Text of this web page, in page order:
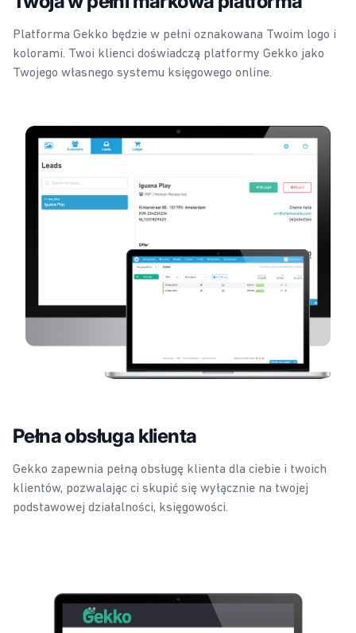
Platforma Gekko będzie w pełni oznakowana Twoim logo i
kolorami. Twoi klienci doświadczą platformy Gekko jako
Twojego własnego systemu księgowego online.
Pełna obsługa klienta
Gekko zapewnia pełną obsługę klienta dla ciebie i twoich
klientów, pozwalając ci skupić się wyłącznie na twojej
podstawowej działalności, księgowości.